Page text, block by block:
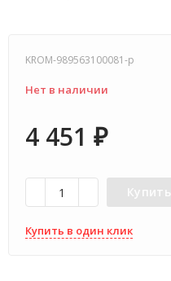
KROM-989563100081-p
Нет в наличии
4 451 ₽
Купить
Купить в один клик